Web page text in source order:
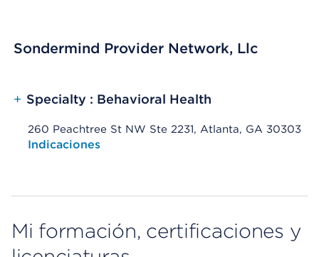
Sondermind Provider Network, Llc
+ Specialty : Behavioral Health
260 Peachtree St NW Ste 2231, Atlanta, GA 30303
Opens native map application on mobile devices
Indicaciones
Mi formación, certificaciones y